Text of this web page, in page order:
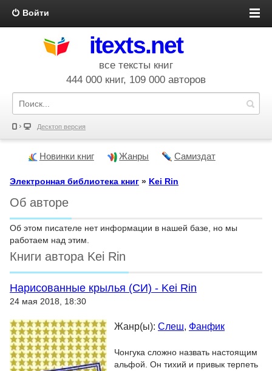
Войти
itexts.net
все тексты книг
444 000 книг, 109 000 авторов
Десктоп версия
Новинки книг Жанры Самиздат
Электронная библиотека книг » Kei Rin
Об авторе
Об этом писателе нет информации в нашей базе, но мы
работаем над этим.
Книги автора Kei Rin
Нарисованные крылья (СИ) - Kei Rin
24 мая 2018, 18:30
Жанр(ы): Слеш, Фанфик
Чонгука сложно назвать настоящим
альфой. Он тихий и привык терпеть